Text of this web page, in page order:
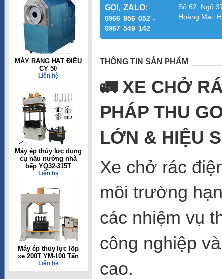
MÁY RANG HẠT ĐIỀU
CY 50
Liên hệ
Máy ép thủy lực dụng
cụ nấu nướng nhà
bếp YQ32-315T
Liên hệ
Máy ép thủy lực lốp
xe 200T YM-100 Tấn
Liên hệ
GỌI, ZALO:
0966 956 052 -
0967 549 142
Số 62, Ngõ
Hoàng Mai,
THÔNG TIN SẢN PHẨM
🚛XE CHỞ
PHÁP THU
LỚN & HIỆU
Xe chở rác
môi trường
các nhiệm vụ
công nghiệp
cao.